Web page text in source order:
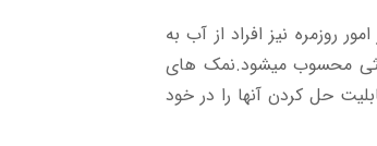
روزمره نیز افراد از آب به
محسوب میشود.نمک های
حل کردن آنها را در خود